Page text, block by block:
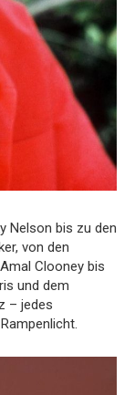
Nelson bis zu den
von den
Clooney bis
und dem
– jedes